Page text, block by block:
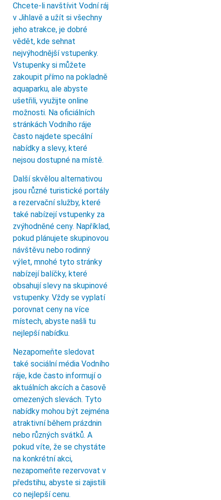
Chcete-li navštívit Vodní ráj
v Jihlavě a užít si všechny
jeho atrakce, je dobré
vědět, kde sehnat
nejvýhodnější vstupenky.
Vstupenky si můžete
zakoupit přímo na pokladně
aquaparku, ale abyste
ušetřili, využijte online
možnosti. Na oficiálních
stránkách Vodního ráje
často najdete specální
nabídky a slevy, které
nejsou dostupné na místě.
Další skvělou alternativou
jsou různé turistické portály
a rezervační služby, které
také nabízejí vstupenky za
zvýhodněné ceny. Například,
pokud plánujete skupinovou
návštěvu nebo rodinný
výlet, mnohé tyto stránky
nabízejí balíčky, které
obsahují slevy na skupinové
vstupenky. Vždy se vyplatí
porovnat ceny na více
místech, abyste našli tu
nejlepší nabídku.
Nezapomeňte sledovat
také sociální média Vodního
ráje, kde často informují o
aktuálních akcích a časově
omezených slevách. Tyto
nabídky mohou být zejména
atraktivní během prázdnin
nebo různých svátků. A
pokud víte, že se chystáte
na konkrétní akci,
nezapomeňte rezervovat v
předstihu, abyste si zajistili
co nejlepší cenu.